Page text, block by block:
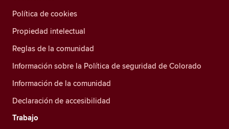
Política de cookies
Propiedad intelectual
Reglas de la comunidad
Información sobre la Política de seguridad de Colorado
Información de la comunidad
Declaración de accesibilidad
Trabajo